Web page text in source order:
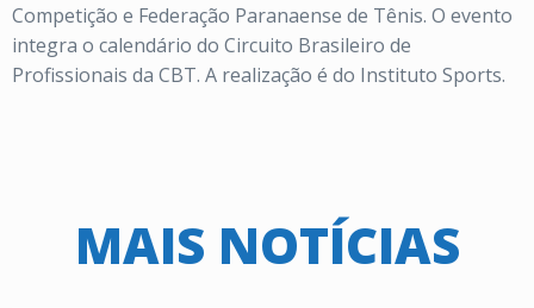
Competição e Federação Paranaense de Tênis. O evento
integra o calendário do Circuito Brasileiro de
Profissionais da CBT. A realização é do Instituto Sports.
MAIS NOTÍCIAS